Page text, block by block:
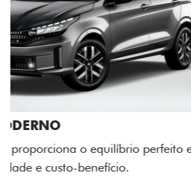
RODAS DE LIGA-LEVE
As rodas de liga leve com
acabamento diamantado elevam